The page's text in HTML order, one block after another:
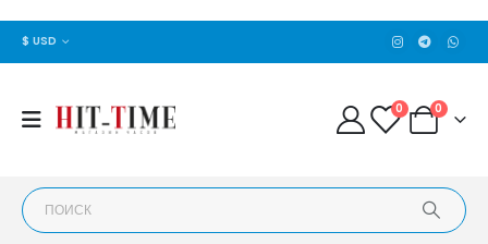
$ USD
0 0